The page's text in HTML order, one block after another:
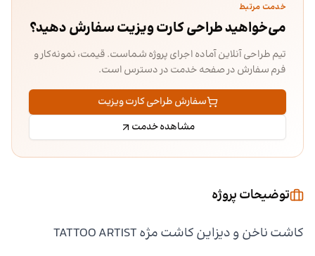
خدمت مرتبط
می‌خواهید طراحی کارت ویزیت سفارش دهید؟
تیم طراحی آنلاین آماده اجرای پروژه شماست. قیمت، نمونه‌کار و
فرم سفارش در صفحه خدمت در دسترس است.
سفارش طراحی کارت ویزیت
مشاهده خدمت
توضیحات پروژه
کاشت ناخن و دیزاین کاشت مژه TATTOO ARTIST